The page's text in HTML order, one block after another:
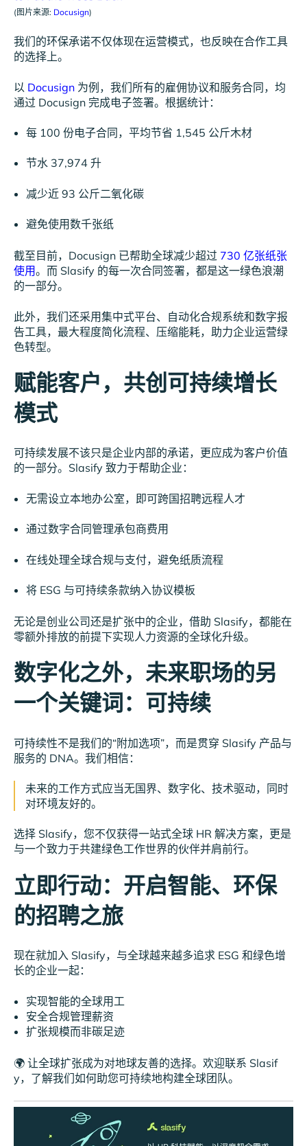
(图片来源: Docusign)
我们的环保承诺不仅体现在运营模式，也反映在合作工具
的选择上。
以 Docusign 为例，我们所有的雇佣协议和服务合同，均
通过 Docusign 完成电子签署。根据统计：
每 100 份电子合同，平均节省 1,545 公斤木材
节水 37,974 升
减少近 93 公斤二氧化碳
避免使用数千张纸
截至目前，Docusign 已帮助全球减少超过 730 亿张纸张
使用。而 Slasify 的每一次合同签署，都是这一绿色浪潮
的一部分。
此外，我们还采用集中式平台、自动化合规系统和数字报
告工具，最大程度简化流程、压缩能耗，助力企业运营绿
色转型。
赋能客户，共创可持续增长
模式
可持续发展不该只是企业内部的承诺，更应成为客户价值
的一部分。Slasify 致力于帮助企业：
无需设立本地办公室，即可跨国招聘远程人才
通过数字合同管理承包商费用
在线处理全球合规与支付，避免纸质流程
将 ESG 与可持续条款纳入协议模板
无论是创业公司还是扩张中的企业，借助 Slasify，都能在
零额外排放的前提下实现人力资源的全球化升级。
数字化之外，未来职场的另
一个关键词：可持续
可持续性不是我们的“附加选项”，而是贯穿 Slasify 产品与
服务的 DNA。我们相信：
未来的工作方式应当无国界、数字化、技术驱动，同时
对环境友好的。
选择 Slasify，您不仅获得一站式全球 HR 解决方案，更是
与一个致力于共建绿色工作世界的伙伴并肩前行。
立即行动：开启智能、环保
的招聘之旅
现在就加入 Slasify，与全球越来越多追求 ESG 和绿色增
长的企业一起：
实现智能的全球用工
安全合规管理薪资
扩张规模而非碳足迹
🌍 让全球扩张成为对地球友善的选择。欢迎联系 Slasif
y，了解我们如何助您可持续地构建全球团队。